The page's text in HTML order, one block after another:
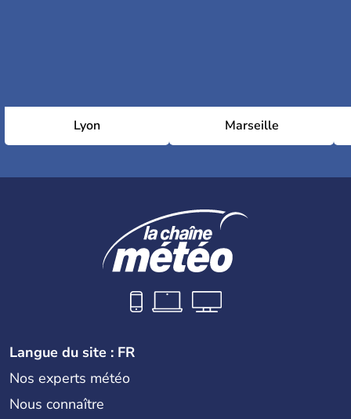
Lyon Marseille
Langue du site : FR
Nos experts météo
Nous connaître